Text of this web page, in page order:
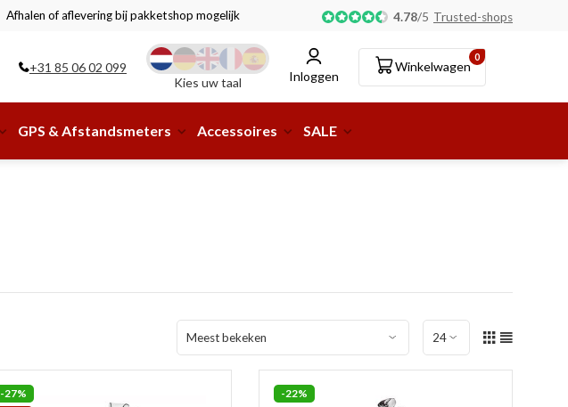
Afhalen of aflevering bij pakketshop mogelijk! 4.78/5 Trusted-shops
+31 85 06 02 099
Kies uw taal
Inloggen
0
Winkelwagen
GPS & Afstandsmeters Accessoires SALE
-27%
-22%